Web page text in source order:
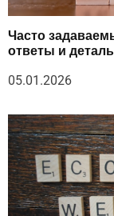
Часто
ответы и
05.01.2026